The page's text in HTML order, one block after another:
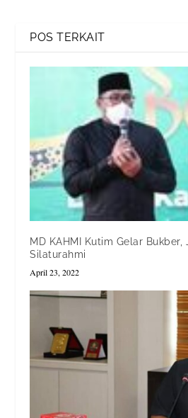
POS TERKAIT
MD KAHMI Kutim Gelar
Silaturahmi
April 23, 2022